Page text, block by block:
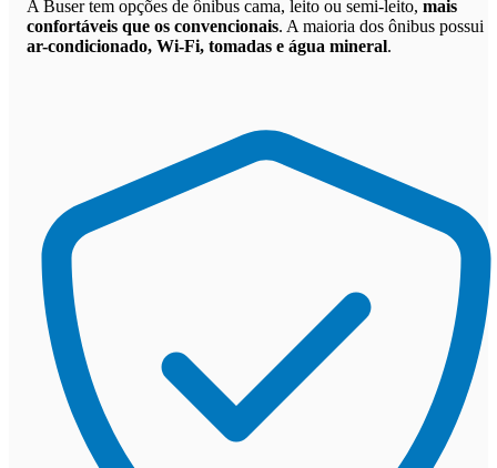
A Buser tem opções de ônibus cama, leito ou semi-leito, mais
confortáveis que os convencionais. A maioria dos ônibus possui
ar-condicionado, Wi-Fi, tomadas e água mineral.